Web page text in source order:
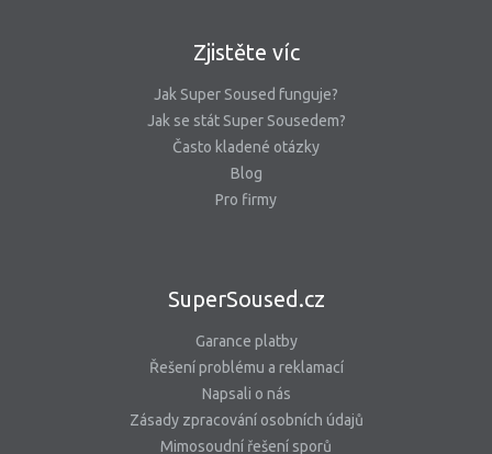
Zjistěte víc
Jak Super Soused funguje?
Jak se stát Super Sousedem?
Často kladené otázky
Blog
Pro firmy
SuperSoused.cz
Garance platby
Řešení problému a reklamací
Napsali o nás
Zásady zpracování osobních údajů
Mimosoudní řešení sporů